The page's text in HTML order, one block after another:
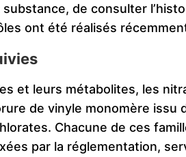
de consulter
ont été réalisés
et leurs métabolites, les
de vinyle monomère issu
Chacune de ces
par la réglementation,